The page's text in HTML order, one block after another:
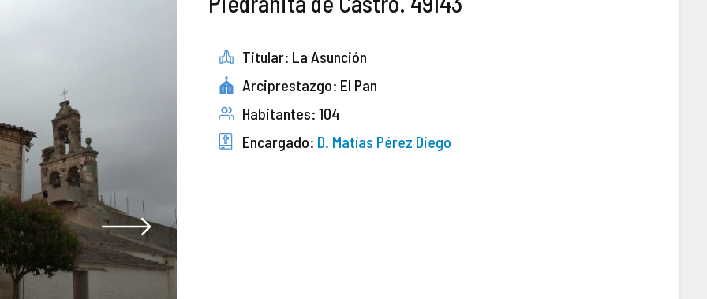
Titular: La Asunción
Arciprestazgo: El Pan
Habitantes: 104
Encargado: D. Matías Pérez Diego